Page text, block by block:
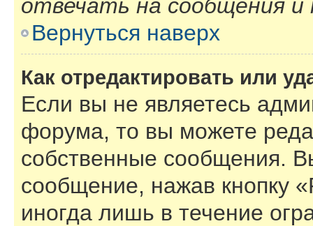
отвечать на сообщения
Вернуться наверх
Как отредактировать или
Если вы не являетесь
форума, то вы можете
собственные сообщения.
сообщение, нажав кнопку
иногда лишь в течение